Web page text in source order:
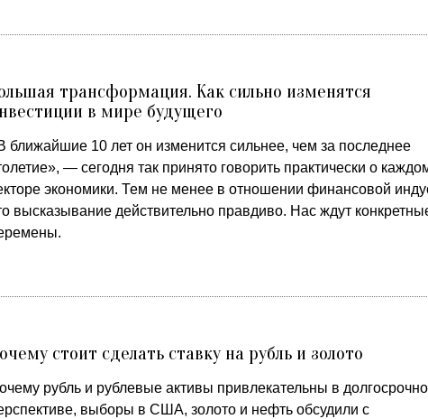
трансформация. Как сильно изменятся
в мире будущего
ближайшие 10 лет он изменится сильнее, чем за последнее
— сегодня так принято говорить практически о
экономики. Тем не менее в отношении финансовой
высказывание действительно правдиво. Нас ждут
стоит сделать ставку на рубль и золото
рубль и рублевые активы привлекательны в
выборы в США, золото и нефть обсудили с